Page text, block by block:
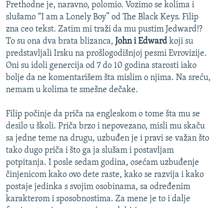
Prethodne je, naravno, polomio. Vozimo se kolima i
slušamo “I am a Lonely Boy” od The Black Keys. Filip
zna ceo tekst. Zatim mi traži da mu pustim Jedward!?
To su ona dva brata blizanca, John i Edward koji su
predstavljali Irsku na prošlogodišnjoj pesmi Evrovizije.
Oni su idoli genercija od 7 do 10 godina starosti iako
bolje da ne komentarišem šta mislim o njima. Na sreću,
nemam u kolima te smešne dečake.
Filip počinje da priča na engleskom o tome šta mu se
desilo u školi. Priča brzo i nepovezano, misli mu skaču
sa jedne teme na drugu, uzbuđen je i pravi se važan što
tako dugo priča i što ga ja slušam i postavljam
potpitanja. I posle sedam godina, osećam uzbuđenje
činjenicom kako ovo dete raste, kako se razvija i kako
postaje jedinka s svojim osobinama, sa određenim
karakterom i sposobnostima. Za mene je to i dalje